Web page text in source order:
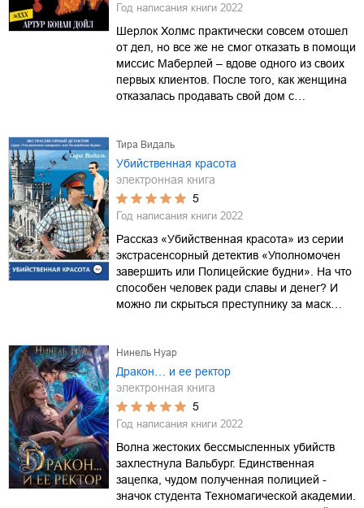
Год написания книги 2022
Шерлок Холмс практически совсем отошел
от дел, но все же не смог отказать в помощи
миссис Маберлей – вдове одного из своих
первых клиентов. После того, как женщина
отказалась продавать свой дом с…
Тира Видаль
Убийственная красота
электронная книга
5
Год написания книги 2022
Рассказ «Убийственная красота» из серии
экстрасенсорный детектив «Уполномочен
завершить или Полицейские будни». На что
способен человек ради славы и денег? И
можно ли скрыться преступнику за маск…
Нинель Нуар
Дракон… и ее ректор
электронная книга
5
Год написания книги 2022
Волна жестоких бессмысленных убийств
захлестнула Вальбург. Единственная
зацепка, чудом полученная полицией -
значок студента Техномагической академии.